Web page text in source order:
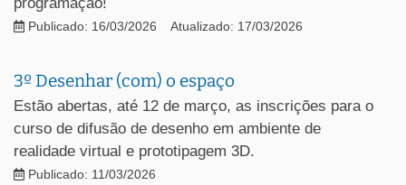
Publicado: 16/03/2026 Atualizado: 17/03/2026
3º Desenhar (com) o espaço
Estão abertas, até 12 de março, as inscrições para o
curso de difusão de desenho em ambiente de
realidade virtual e prototipagem 3D.
Publicado: 11/03/2026